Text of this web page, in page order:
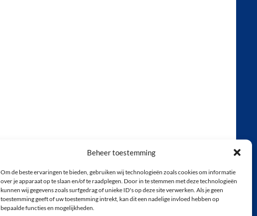
Beheer toestemming
Om de beste ervaringen te bieden, gebruiken wij technologieën zoals cookies om informatie
over je apparaat op te slaan en/of te raadplegen. Door in te stemmen met deze technologieën
kunnen wij gegevens zoals surfgedrag of unieke ID's op deze site verwerken. Als je geen
toestemming geeft of uw toestemming intrekt, kan dit een nadelige invloed hebben op
bepaalde functies en mogelijkheden.